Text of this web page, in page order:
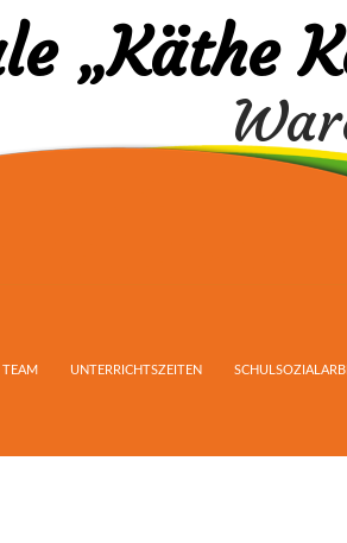
„Käthe
TEAM UNTERRICHTSZEITEN